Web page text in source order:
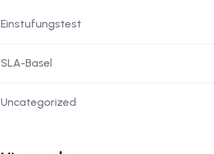
Einstufungstest
SLA-Basel
Uncategorized